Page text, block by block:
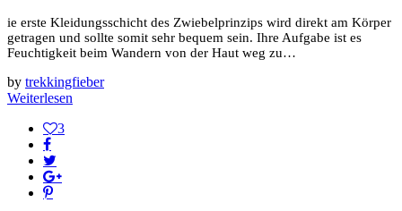
ie erste Kleidungsschicht des Zwiebelprinzips wird direkt am Körper
getragen und sollte somit sehr bequem sein. Ihre Aufgabe ist es
Feuchtigkeit beim Wandern von der Haut weg zu…
by trekkingfieber
Weiterlesen
3